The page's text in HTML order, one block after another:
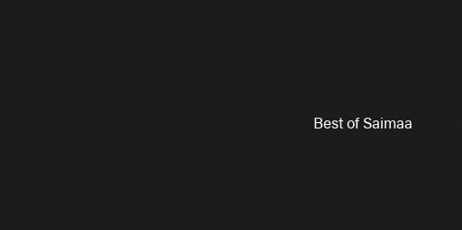
Best of Saimaa